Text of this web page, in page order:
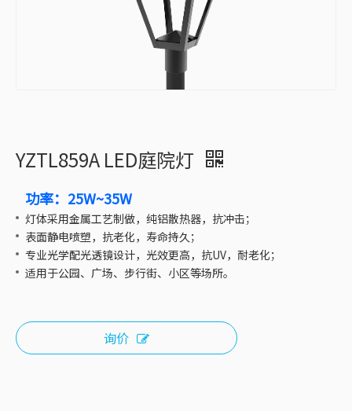
YZTL859A LED庭院灯
功率：25W~35W
灯体采用金属工艺制做，纯铝散热器，抗冲击；
表面静电喷塑，抗老化，寿命持久；
专业光学配光透镜设计，光效更高，抗UV，耐老化；
适用于公园、广场、步行街、小区等场所。
询价